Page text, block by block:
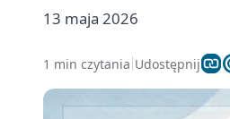
13 maja 2026
1 min czytania Udostępnij